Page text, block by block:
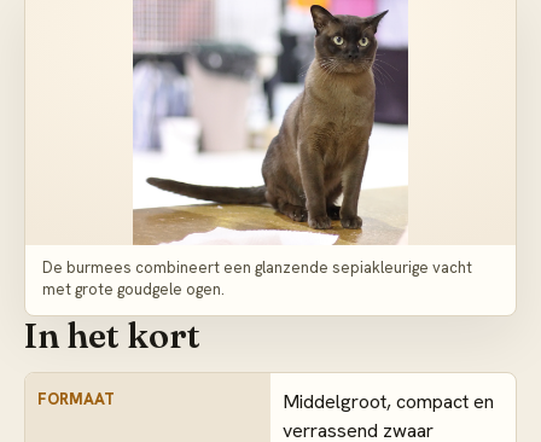
De burmees combineert een glanzende sepiakleurige vacht
met grote goudgele ogen.
In het kort
FORMAAT
Middelgroot, compact en
verrassend zwaar